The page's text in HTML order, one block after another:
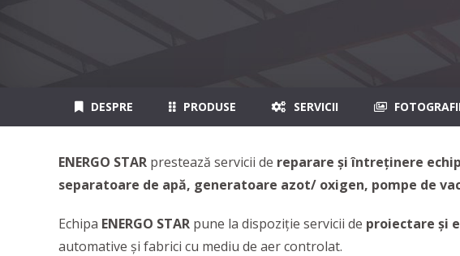
DESPRE PRODUSE SERVICII
ENERGO STAR prestează servicii de reparare și întreținere
separatoare de apă, generatoare azot/ oxigen, pompe de
Echipa ENERGO STAR pune la dispoziție servicii de proiectare și
automative şi fabrici cu mediu de aer controlat.